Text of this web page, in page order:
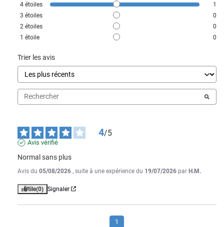
4 étoiles
1
3 étoiles
0
2 étoiles
0
1 étoile 0
Trier les avis
4/5
Avis vérifié
Normal sans plus
Avis du 05/08/2026 , suite à une expérience du 19/07/2026 par H.M.
Utile(0) Signaler
1